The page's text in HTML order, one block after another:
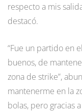
respecto a mis
destacó.
“Fue un partido en
buenos, de
zona de strike”,
mantenerme en la
bolas, pero gracias